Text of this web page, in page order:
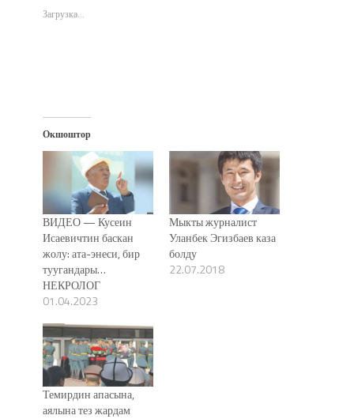
окне)
Загрузка...
Окшоштор
ВИДЕО — Кусеин
Исаевичтин баскан
жолу: ата-энеси, бир
туугандары…
НЕКРОЛОГ
01.04.2023
Мыкты журналист
Уланбек Эгизбаев каза
болду
22.07.2018
Темирдин апасына,
аялына тез жардам